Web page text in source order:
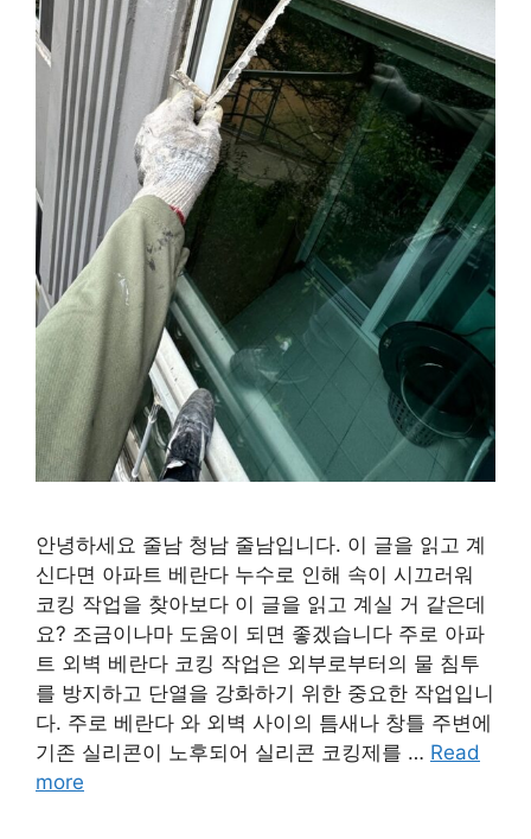
안녕하세요 줄남 청남 줄남입니다. 이 글을 읽고 계
신다면 아파트 베란다 누수로 인해 속이 시끄러워
코킹 작업을 찾아보다 이 글을 읽고 계실 거 같은데
요? 조금이나마 도움이 되면 좋겠습니다 주로 아파
트 외벽 베란다 코킹 작업은 외부로부터의 물 침투
를 방지하고 단열을 강화하기 위한 중요한 작업입니
다. 주로 베란다 와 외벽 사이의 틈새나 창틀 주변에
기존 실리콘이 노후되어 실리콘 코킹제를 … Read
more